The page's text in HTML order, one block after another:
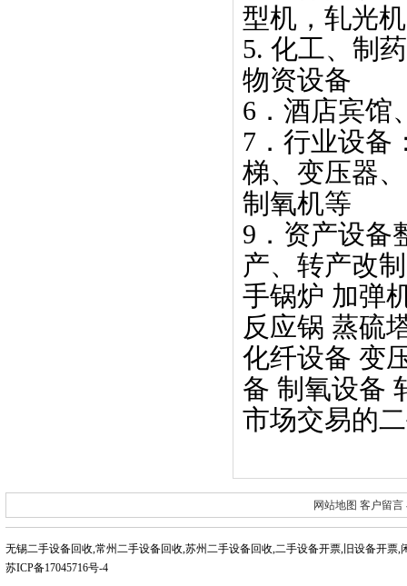
型机，轧光
5. 化工、制
物资设备
6．酒店宾馆
7．行业设备
梯、变压器
制氧机等
9．资产设备
产、转产改
手锅炉 加弹
反应锅 蒸硫
化纤设备 变
备 制氧设备
市场交易的
网站地图 客户留言
无锡二手设备回收,常州二手设备回收,苏州二手设备回收,二手设备开票, 旧设备开票,
苏ICP备17045716号-4